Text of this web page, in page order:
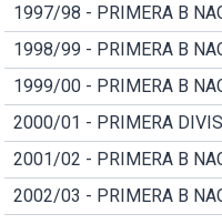
1997/98 - PRIMERA B
1998/99 - PRIMERA B
1999/00 - PRIMERA B
2000/01 - PRIMERA
2001/02 - PRIMERA B
2002/03 - PRIMERA B